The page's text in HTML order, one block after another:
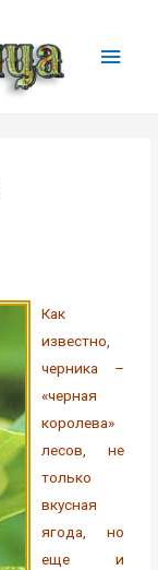
Как
известно,
черника –
«черная
королева»
лесов, не
только
вкусная
ягода, но
еще и